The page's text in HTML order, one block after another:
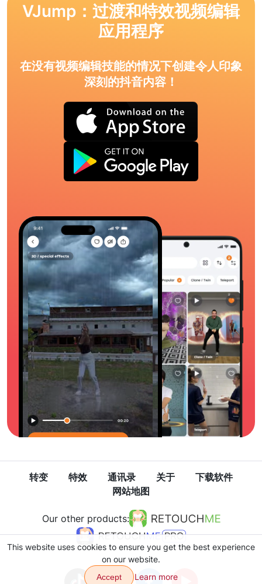
VJump：过渡和特效视频编辑
应用程序
在没有视频编辑技能的情况下创建令人印象
深刻的抖音内容！
转变 特效 通讯录 关于
下载软件
网站地图
Our other products:
This website uses cookies to ensure you get the best experience
on our website.
Accept Learn more